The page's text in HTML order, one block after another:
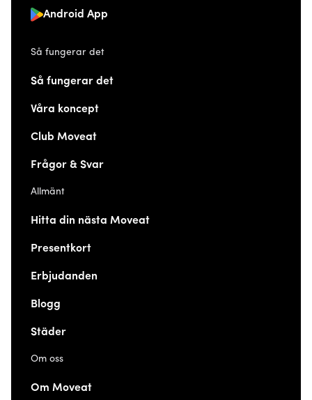
Android App
Så fungerar det
Så fungerar det
Våra koncept
Club Moveat
Frågor & Svar
Allmänt
Hitta din nästa Moveat
Presentkort
Erbjudanden
Blogg
Städer
Om oss
Om Moveat